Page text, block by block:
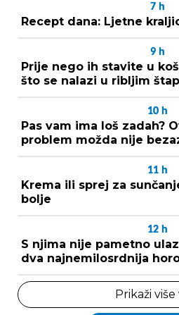
7 h
Recept dana: Ljetne
9 h
Prije nego ih stavite u
što se nalazi u ribljim
10 h
Pas vam ima loš zadah?
problem možda nije
11 h
Krema ili sprej za
bolje
12 h
S njima nije pametno
dva najnemilosrdnija
Prikaži više